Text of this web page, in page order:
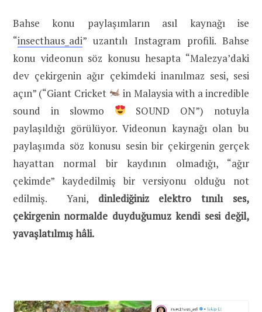
Bahse konu paylaşımların asıl kaynağı ise
“insecthaus_adi” uzantılı Instagram profili. Bahse
konu videonun söz konusu hesapta “Malezya’daki
dev çekirgenin ağır çekimdeki inanılmaz sesi, sesi
açın” (“Giant Cricket
in Malaysia with a incredible
sound in slowmo
SOUND ON”) notuyla
paylaşıldığı görülüyor. Videonun kaynağı olan bu
paylaşımda söz konusu sesin bir çekirgenin gerçek
hayattan normal bir kaydının olmadığı, “ağır
çekimde” kaydedilmiş bir versiyonu olduğu not
edilmiş. Yani, dinlediğiniz elektro tınılı ses,
çekirgenin normalde duyduğumuz kendi sesi değil,
yavaşlatılmış hâli.